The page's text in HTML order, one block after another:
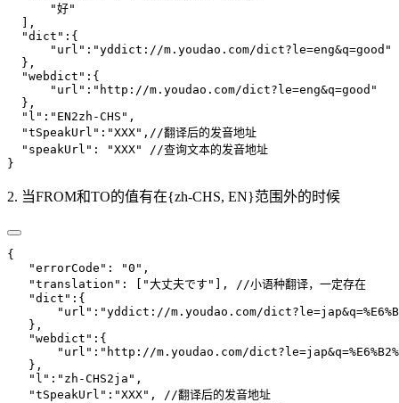
      "好"
  ],
  "dict":{
      "url":"yddict://m.youdao.com/dict?le=eng&q=good"
  },
  "webdict":{
      "url":"http://m.youdao.com/dict?le=eng&q=good"
  },
  "l":"EN2zh-CHS",
  "tSpeakUrl":"XXX",//翻译后的发音地址
  "speakUrl": "XXX"
//查询文本的发音地址
}
2. 当FROM和TO的值有在{zh-CHS, EN}范围外的时候
{
   "errorCode": "0",
   "translation": ["大丈夫です"],
//小语种翻译，一定存在
   "dict":{
"url":"yddict://m.youdao.com/
   },
   "webdict":{
"url":"http://m.youdao.com/
   },
   "l":"zh-CHS2ja",
   "tSpeakUrl":"XXX",
//翻译后的发音地址